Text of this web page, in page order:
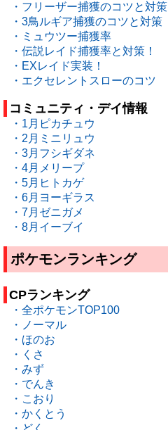
・フリーザー捕獲のコツと対策
・3鳥ルギア捕獲のコツと対策
・ミュウツー捕獲率
・伝説レイド捕獲率と対策！
・EXレイド実装！
・エクセレントスローのコツ
コミュニティ・デイ情報
・1月ピカチュウ
・2月ミニリュウ
・3月フシギダネ
・4月メリープ
・5月ヒトカゲ
・6月ヨーギラス
・7月ゼニガメ
・8月イーブイ
ポケモンランキング
CPランキング
・全ポケモンTOP100
・ノーマル
・ほのお
・くさ
・みず
・でんき
・こおり
・かくとう